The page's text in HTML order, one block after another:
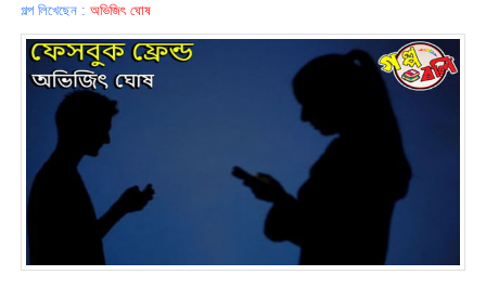
গল্প লিখেছেন :অভিজিৎ ঘোষ